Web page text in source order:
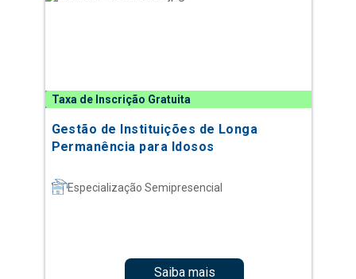
Taxa de Inscrição Gratuita
Gestão de Instituições de Longa
Permanência para Idosos
Especialização Semipresencial
Saiba mais